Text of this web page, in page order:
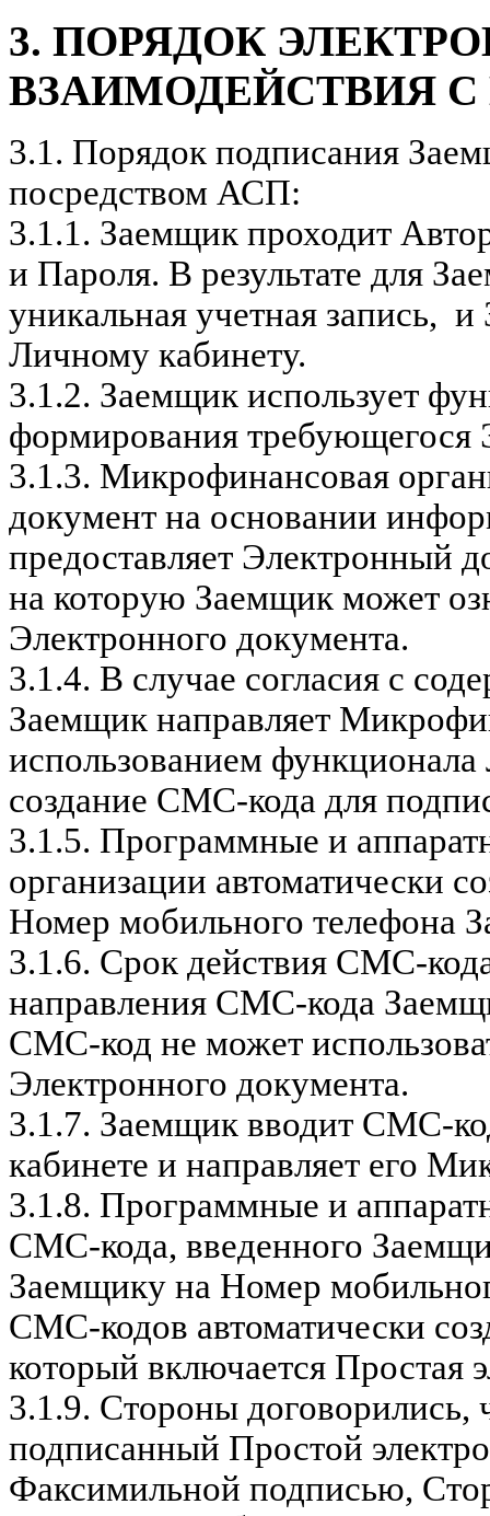
3. ПОРЯДОК
ВЗАИМОДЕЙСТВИЯ
3.1. Порядок подписания
посредством АСП:
3.1.1. Заемщик проходит
и Пароля. В результате для
уникальная учетная запись,
Личному кабинету.
3.1.2. Заемщик использует
формирования требующегося
3.1.3. Микрофинансовая
документ на основании
предоставляет Электронный
на которую Заемщик может
Электронного документа.
3.1.4. В случае согласия с
Заемщик направляет
использованием
создание СМС-кода для
3.1.5. Программные и
организации автоматически
Номер мобильного телефона
3.1.6. Срок действия СМС-
направления СМС-кода
СМС-код не может
Электронного документа.
3.1.7. Заемщик вводит СМС-
кабинете и направляет его
3.1.8. Программные и
СМС-кода, введенного
Заемщику на Номер
СМС-кодов автоматически
который включается Простая
3.1.9. Стороны
подписанный Простой
Факсимильной подписью,